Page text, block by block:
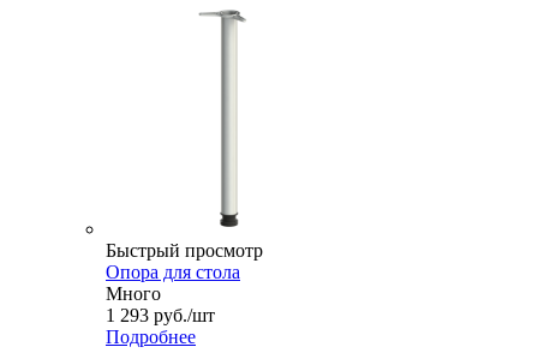
Быстрый просмотр
Опора для стола
Много
1 293 руб./шт
Подробнее